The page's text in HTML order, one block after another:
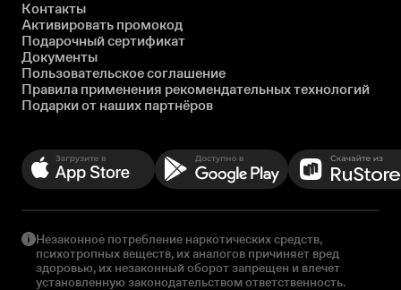
Контакты
Активировать промокод
Подарочный сертификат
Документы
Пользовательское соглашение
Правила применения рекомендательных технологий
Подарки от наших партнёров
Незаконное потребление наркотических средств,
психотропных веществ, их аналогов причиняет вред
здоровью, их незаконный оборот запрещен и влечет
установленную законодательством ответственность.